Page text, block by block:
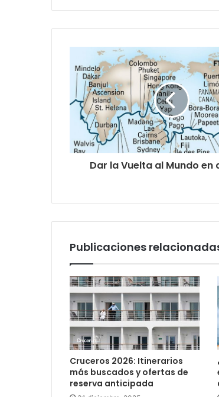
Dar la Vuelta al Mundo en
Publicaciones
Cruceros 2026: Itinerarios
más buscados y ofertas de
reserva anticipada